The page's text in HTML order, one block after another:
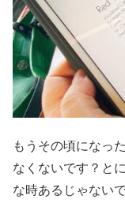
もうその頃になっ
なくないです？と
な時あるじゃない